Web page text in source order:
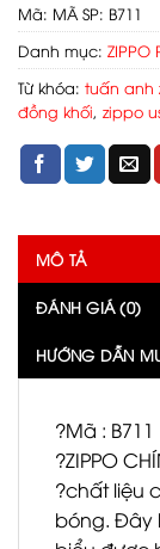
Mã: MÃ SP: B711
Danh mục: ZIPPO
Từ khóa: tuấn anh
đồng khối, zippo
MÔ TẢ
ĐÁNH GIÁ (0)
HƯỚNG DẪN
?Mã : B711
?ZIPPO
?chất liệu
bóng. Đây